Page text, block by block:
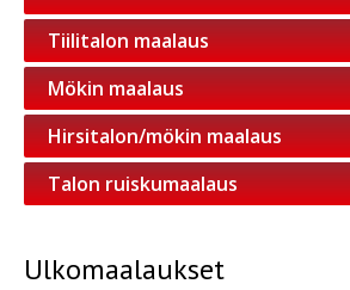
Tiilitalon maalaus
Mökin maalaus
Hirsitalon/mökin maalaus
Talon ruiskumaalaus
Ulkomaalaukset